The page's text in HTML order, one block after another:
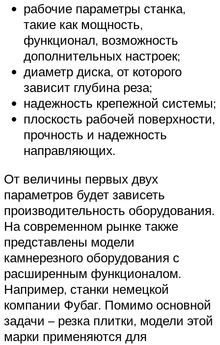
рабочие параметры станка,
такие как мощность,
функционал, возможность
дополнительных настроек;
диаметр диска, от которого
зависит глубина реза;
надежность крепежной системы;
плоскость рабочей поверхности,
прочность и надежность
направляющих.
От величины первых двух
параметров будет зависеть
производительность оборудования.
На современном рынке также
представлены модели
камнерезного оборудования с
расширенным функционалом.
Например, станки немецкой
компании Фубаг. Помимо основной
задачи – резка плитки, модели этой
марки применяются для